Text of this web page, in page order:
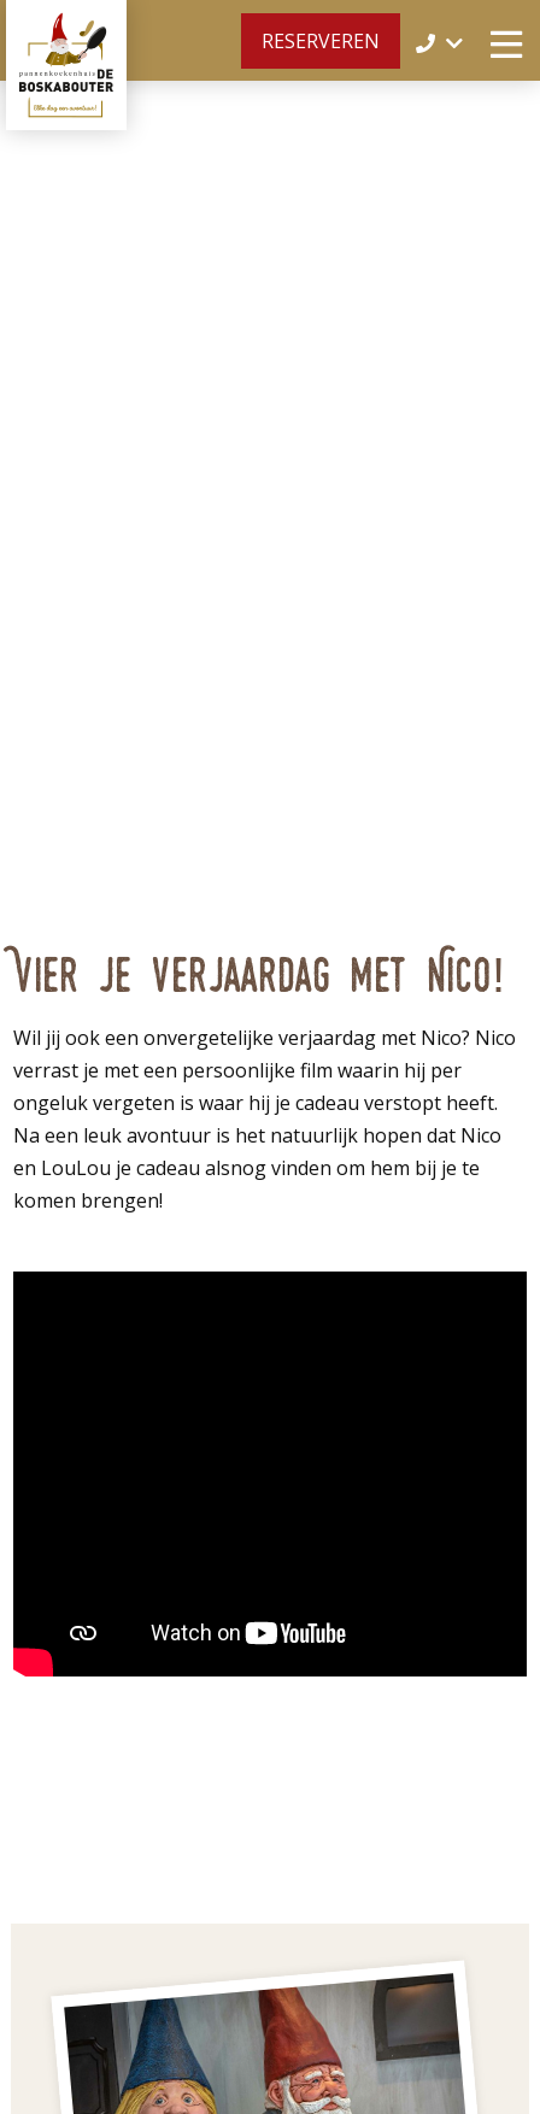
RESERVEREN
Vier je verjaardag met Nico!
Wil jij ook een onvergetelijke verjaardag met Nico? Nico
verrast je met een persoonlijke film waarin hij per
ongeluk vergeten is waar hij je cadeau verstopt heeft.
Na een leuk avontuur is het natuurlijk hopen dat Nico
en LouLou je cadeau alsnog vinden om hem bij je te
komen brengen!